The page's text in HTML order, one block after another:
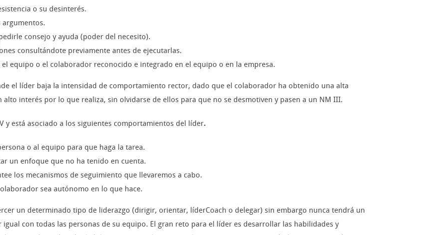
o su desinterés.
argumentos.
consejo y ayuda (poder del necesito).
consultándote previamente antes de ejecutarlas.
equipo o el colaborador reconocido e integrado en el equipo o en la empresa.
el líder baja la intensidad de comportamiento rector, dado que el colaborador ha obtenido una alta
interés por lo que realiza, sin olvidarse de ellos para que no se desmotiven y pasen a un NM III.
y está asociado a los siguientes comportamientos del líder.
o al equipo para que haga la tarea.
un enfoque que no ha tenido en cuenta.
los mecanismos de seguimiento que llevaremos a cabo.
sea autónomo en lo que hace.
un determinado tipo de liderazgo (dirigir, orientar, líderCoach o delegar) sin embargo nunca tendrá un
con todas las personas de su equipo. El gran reto para el líder es desarrollar las habilidades y